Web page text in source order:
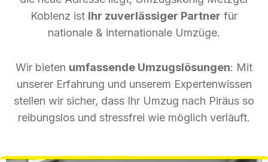
Koblenz ist Ihr zuverlässiger Partner für
nationale & internationale Umzüge.
Wir bieten umfassende Umzugslösungen: Mit
unserer Erfahrung und unserem Expertenwissen
stellen wir sicher, dass Ihr Umzug nach Piräus so
reibungslos und stressfrei wie möglich verläuft.